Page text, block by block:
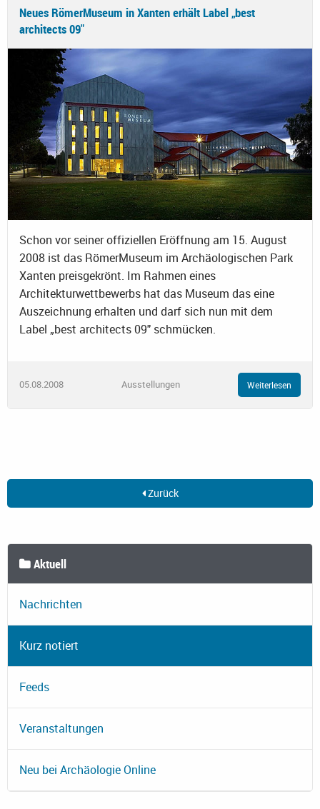
Neues RömerMuseum in Xanten erhält Label „best
architects 09"
Schon vor seiner offiziellen Eröffnung am 15. August
2008 ist das RömerMuseum im Archäologischen Park
Xanten preisgekrönt. Im Rahmen eines
Architekturwettbewerbs hat das Museum das eine
Auszeichnung erhalten und darf sich nun mit dem
Label „best architects 09" schmücken.
05.08.2008 Ausstellungen Weiterlesen
Zurück
Aktuell
Nachrichten
Kurz notiert
Feeds
Veranstaltungen
Neu bei Archäologie Online